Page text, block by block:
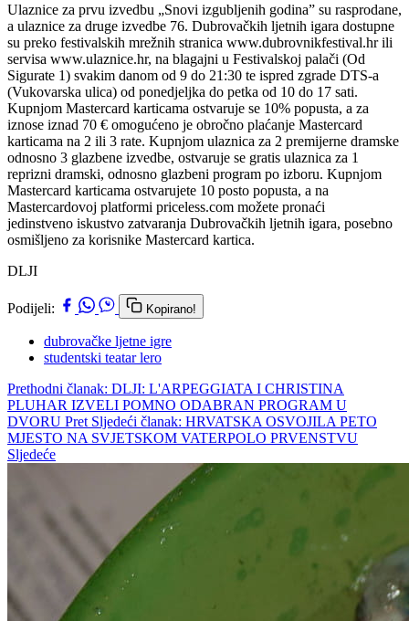
Ulaznice za prvu izvedbu „Snovi izgubljenih godina” su rasprodane,
a ulaznice za druge izvedbe 76. Dubrovačkih ljetnih igara dostupne
su preko festivalskih mrežnih stranica www.dubrovnikfestival.hr ili
servisa www.ulaznice.hr, na blagajni u Festivalskoj palači (Od
Sigurate 1) svakim danom od 9 do 21:30 te ispred zgrade DTS-a
(Vukovarska ulica) od ponedjeljka do petka od 10 do 17 sati.
Kupnjom Mastercard karticama ostvaruje se 10% popusta, a za
iznose iznad 70 € omogućeno je obročno plaćanje Mastercard
karticama na 2 ili 3 rate. Kupnjom ulaznica za 2 premijerne dramske
odnosno 3 glazbene izvedbe, ostvaruje se gratis ulaznica za 1
reprizni dramski, odnosno glazbeni program po izboru. Kupnjom
Mastercard karticama ostvarujete 10 posto popusta, a na
Mastercardovoj platformi priceless.com možete pronaći
jedinstveno iskustvo zatvaranja Dubrovačkih ljetnih igara, posebno
osmišljeno za korisnike Mastercard kartica.
DLJI
Podijeli: Kopirano!
dubrovačke ljetne igre
studentski teatar lero
Prethodni članak: DLJI: L'ARPEGGIATA I CHRISTINA
PLUHAR IZVELI POMNO ODABRAN PROGRAM U
DVORU Pret Sljedeći članak: HRVATSKA OSVOJILA PETO
MJESTO NA SVJETSKOM VATERPOLO PRVENSTVU
Sljedeće